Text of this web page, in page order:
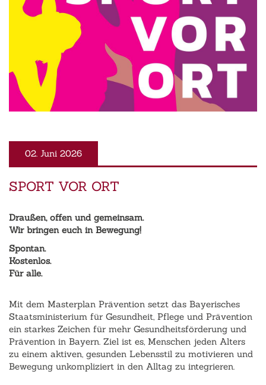
02. Juni 2026
SPORT VOR ORT
Draußen, offen und gemeinsam.
Wir bringen euch in Bewegung!
Spontan.
Kostenlos.
Für alle.
Mit dem Masterplan Prävention setzt das Bayerisches
Staatsministerium für Gesundheit, Pflege und Prävention
ein starkes Zeichen für mehr Gesundheitsförderung und
Prävention in Bayern. Ziel ist es, Menschen jeden Alters
zu einem aktiven, gesunden Lebensstil zu motivieren und
Bewegung unkompliziert in den Alltag zu integrieren.